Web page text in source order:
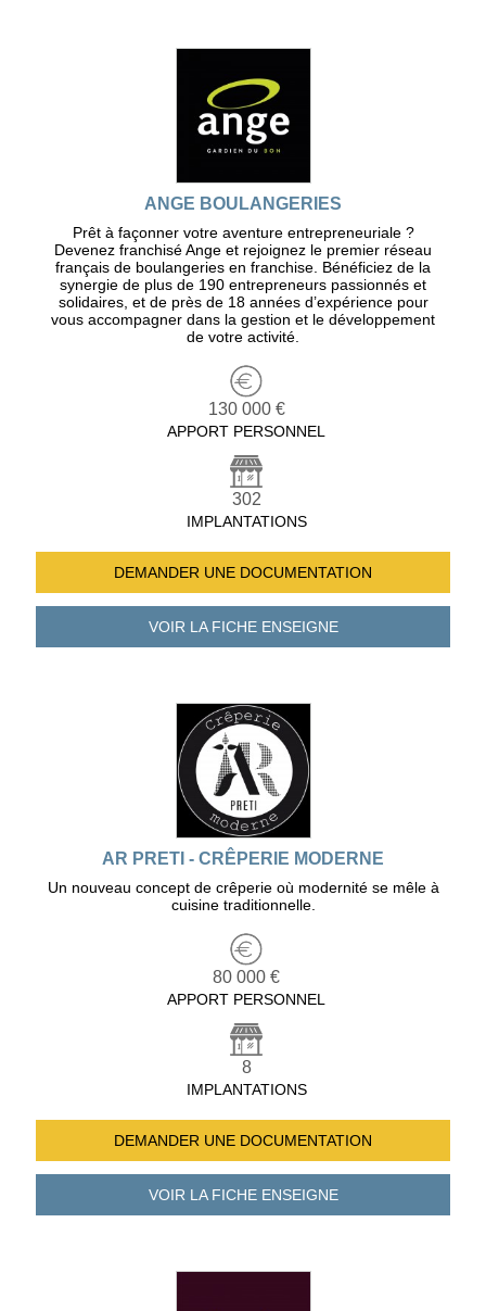
ANGE BOULANGERIES
Prêt à façonner votre aventure entrepreneuriale ?
Devenez franchisé Ange et rejoignez le premier réseau
français de boulangeries en franchise. Bénéficiez de la
synergie de plus de 190 entrepreneurs passionnés et
solidaires, et de près de 18 années d’expérience pour
vous accompagner dans la gestion et le développement
de votre activité.
130 000 €
APPORT PERSONNEL
302
IMPLANTATIONS
DEMANDER UNE DOCUMENTATION
VOIR LA FICHEENSEIGNE
AR PRETI - CRÊPERIE MODERNE
Un nouveau concept de crêperie où modernité se mêle à
cuisine traditionnelle.
80 000 €
APPORT PERSONNEL
8
IMPLANTATIONS
DEMANDER UNE DOCUMENTATION
VOIR LA FICHEENSEIGNE